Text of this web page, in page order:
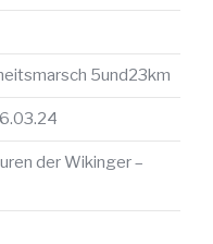
5und23km
der Wikinger –